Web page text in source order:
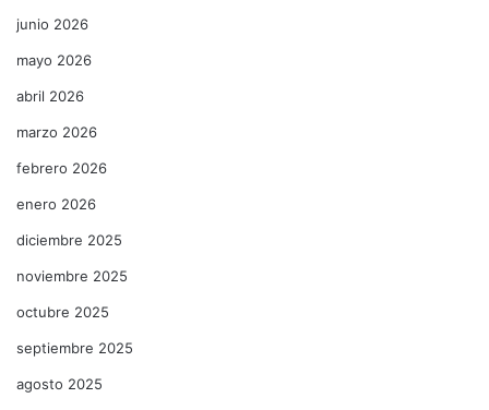
junio 2026
mayo 2026
abril 2026
marzo 2026
febrero 2026
enero 2026
diciembre 2025
noviembre 2025
octubre 2025
septiembre 2025
agosto 2025